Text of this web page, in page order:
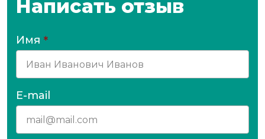
Написать отзыв
Имя *
E-mail